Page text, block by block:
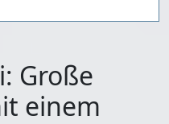
Große
einem